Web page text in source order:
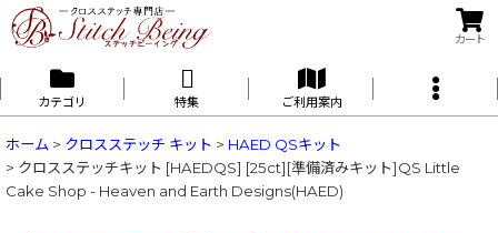
カート
カテゴリ 特集 ご利用案内
ホーム > クロスステッチ キット > HAED QSキット
> クロスステッチキット [HAEDQS] [25ct][準備済みキット]QS Little
Cake Shop - Heaven and Earth Designs(HAED)